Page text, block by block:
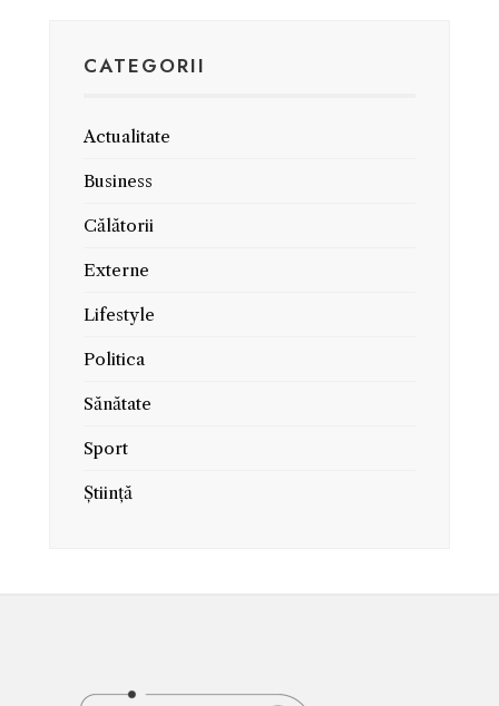
CATEGORII
Actualitate
Business
Călătorii
Externe
Lifestyle
Politica
Sănătate
Sport
Știință